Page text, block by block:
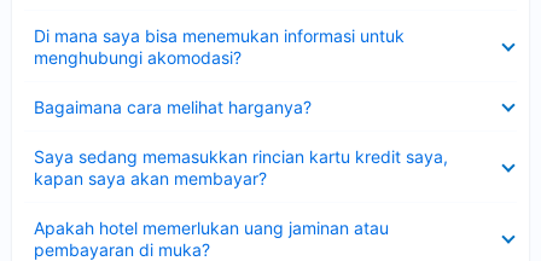
Di mana saya bisa menemukan informasi untuk
menghubungi akomodasi?
Bagaimana cara melihat harganya?
Saya sedang memasukkan rincian kartu kredit saya,
kapan saya akan membayar?
Apakah hotel memerlukan uang jaminan atau
pembayaran di muka?